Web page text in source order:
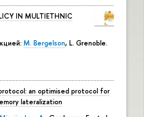
IN MULTIETHNIC
M. Bergelson, L. Grenoble.
an optimised protocol for
lateralization